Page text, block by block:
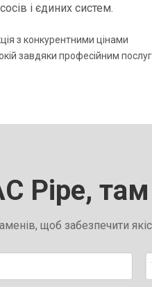
і єдиних систем.
з конкурентними цінами
завдяки професійним
Pipe, там
щоб забезпечити